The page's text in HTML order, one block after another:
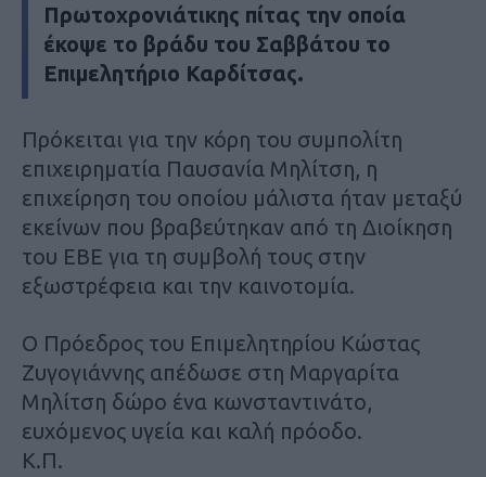
Πρωτοχρονιάτικης πίτας την οποία
έκοψε το βράδυ του Σαββάτου το
Επιμελητήριο Καρδίτσας.
Πρόκειται για την κόρη του συμπολίτη
επιχειρηματία Παυσανία Μηλίτση, η
επιχείρηση του οποίου μάλιστα ήταν μεταξύ
εκείνων που βραβεύτηκαν από τη Διοίκηση
του ΕΒΕ για τη συμβολή τους στην
εξωστρέφεια και την καινοτομία.
Ο Πρόεδρος του Επιμελητηρίου Κώστας
Ζυγογιάννης απέδωσε στη Μαργαρίτα
Μηλίτση δώρο ένα κωνσταντινάτο,
ευχόμενος υγεία και καλή πρόοδο.
Κ.Π.